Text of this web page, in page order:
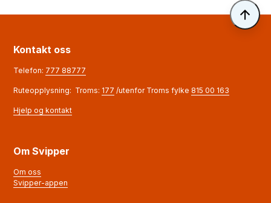
Til
Kontakt oss
Telefon: 777 88777
Ruteopplysning: Troms: 177 /utenfor Troms fylke 815 00 163
Hjelp og kontakt
Om Svipper
Om oss
Svipper-appen